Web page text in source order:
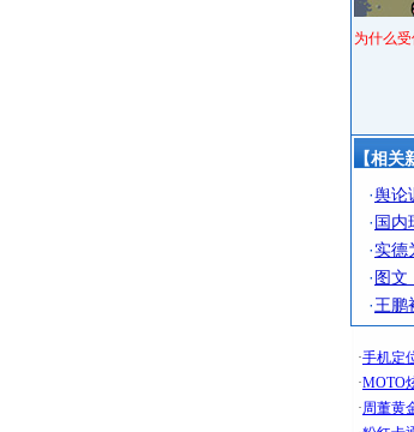
为什么
【相关
·舆论
·国内
·实德
·图文
·王鹏